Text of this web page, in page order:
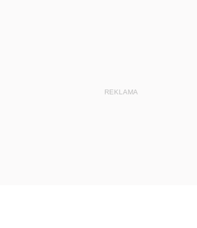
REKLAMA